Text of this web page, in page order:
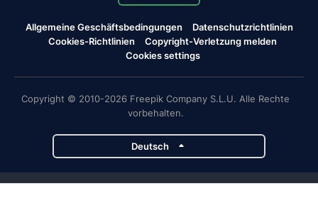
Allgemeine Geschäftsbedingungen
Datenschutzrichtlinien
Cookies-Richtlinien
Copyright-Verletzung melden
Cookies settings
Copyright © 2010-2026 Freepik Company S.L.U. Alle Rechte
vorbehalten.
Deutsch